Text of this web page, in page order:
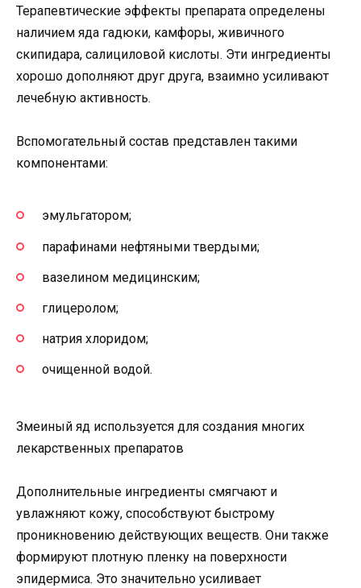
Терапевтические эффекты препарата определены
наличием яда гадюки, камфоры, живичного
скипидара, салициловой кислоты. Эти ингредиенты
хорошо дополняют друг друга, взаимно усиливают
лечебную активность.
Вспомогательный состав представлен такими
компонентами:
эмульгатором;
парафинами нефтяными твердыми;
вазелином медицинским;
глицеролом;
натрия хлоридом;
очищенной водой.
Змеиный яд используется для создания многих
лекарственных препаратов
Дополнительные ингредиенты смягчают и
увлажняют кожу, способствуют быстрому
проникновению действующих веществ. Они также
формируют плотную пленку на поверхности
эпидермиса. Это значительно усиливает